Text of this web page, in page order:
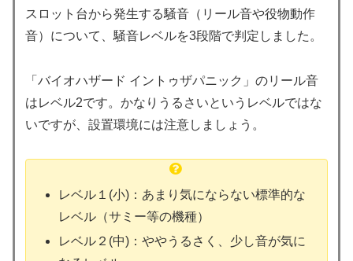
スロット台から発生する騒音（リール音や役物動作
音）について、騒音レベルを3段階で判定しました。
「バイオハザード イントゥザパニック」のリール音
はレベル2です。かなりうるさいというレベルではな
いですが、設置環境には注意しましょう。
レベル１(小)：あまり気にならない標準的な
レベル（サミー等の機種）
レベル２(中)：ややうるさく、少し音が気に